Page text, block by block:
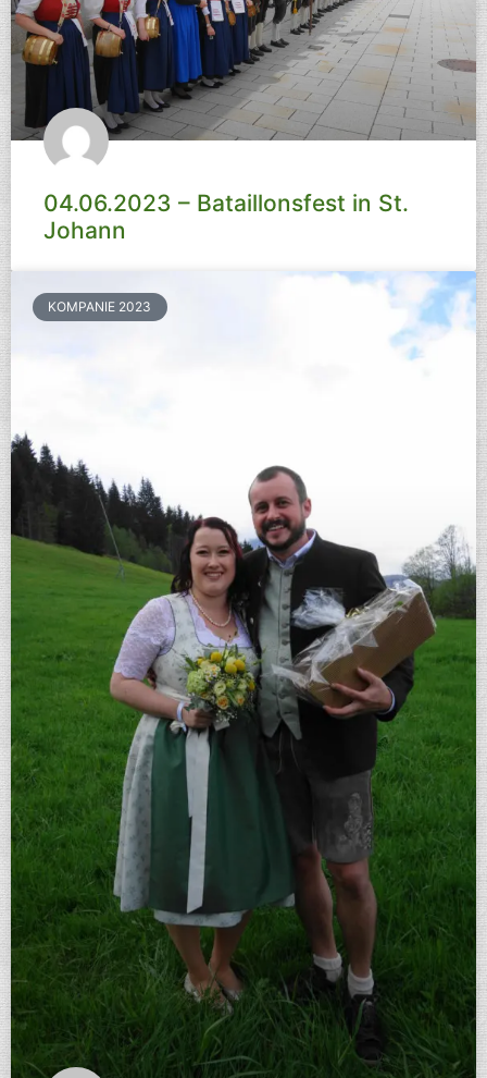
04.06.2023 – Bataillonsfest in St.
Johann
KOMPANIE 2023